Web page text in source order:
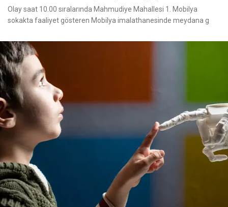
Olay saat 10.00 sıralarında Mahmudiye Mahallesi 1. Mobilya
sokakta faaliyet gösteren Mobilya imalathanesinde meydana g